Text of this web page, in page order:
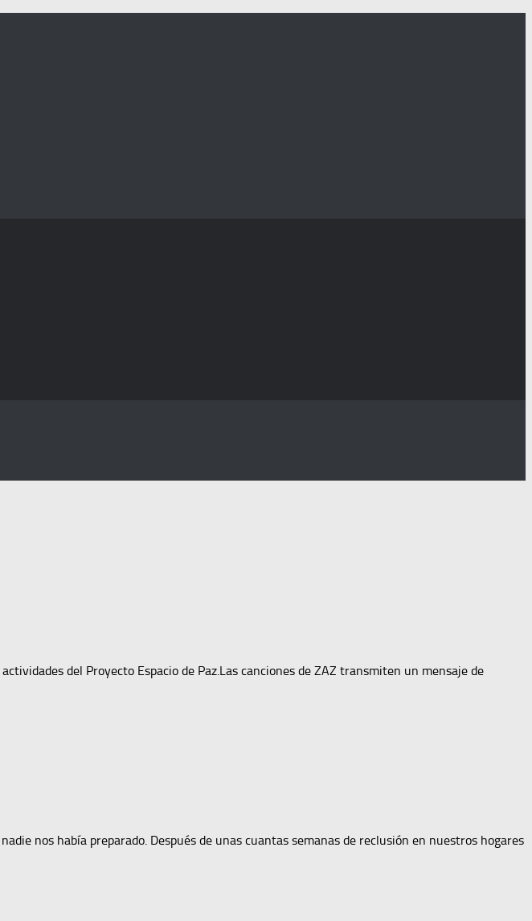
del Proyecto Espacio de Paz.Las canciones de ZAZ transmiten un mensaje de
nos había preparado. Después de unas cuantas semanas de reclusión en nuestros hogares